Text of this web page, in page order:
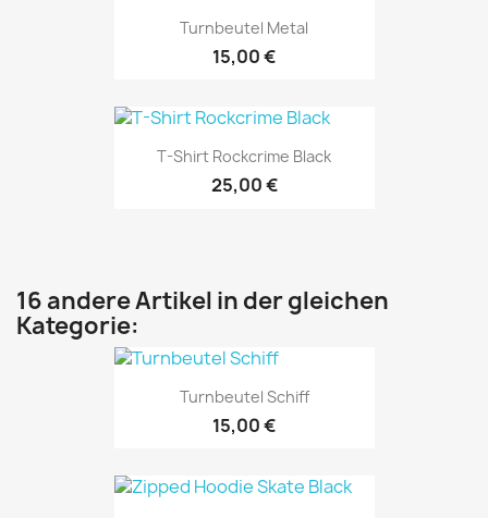
Turnbeutel Metal
15,00 €
T-Shirt Rockcrime Black
25,00 €
16 andere Artikel in der gleichen
Kategorie:
Turnbeutel Schiff
15,00 €